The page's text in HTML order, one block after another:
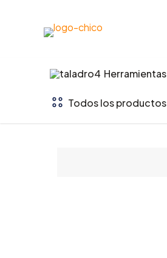
Herramientas
Todos los productos